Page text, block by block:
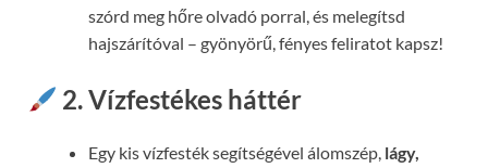
szórd meg hőre olvadó porral, és melegítsd
hajszárítóval – gyönyörű, fényes feliratot kapsz!
2. Vízfestékes háttér
Egy kis vízfesték segítségével álomszép, lágy,